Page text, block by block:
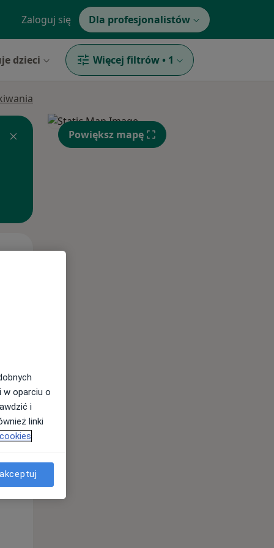
Zaloguj się Dla profesjonalistów
dzieci Więcej filtrów • 1
Czw,
Czw,
Powiększ mapę
w oparciu o
i
linki